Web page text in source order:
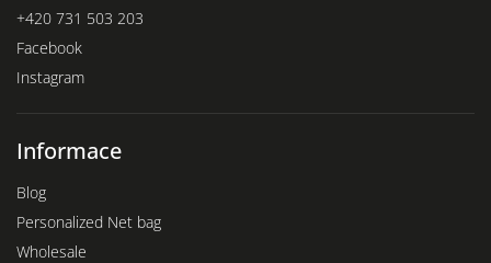
+420 731 503 203
Facebook
Instagram
Informace
Blog
Personalized Net bag
Wholesale